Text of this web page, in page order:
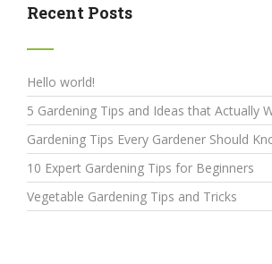
Recent Posts
Hello world!
5 Gardening Tips and Ideas that Actually
Gardening Tips Every Gardener Should
10 Expert Gardening Tips for Beginners
Vegetable Gardening Tips and Tricks